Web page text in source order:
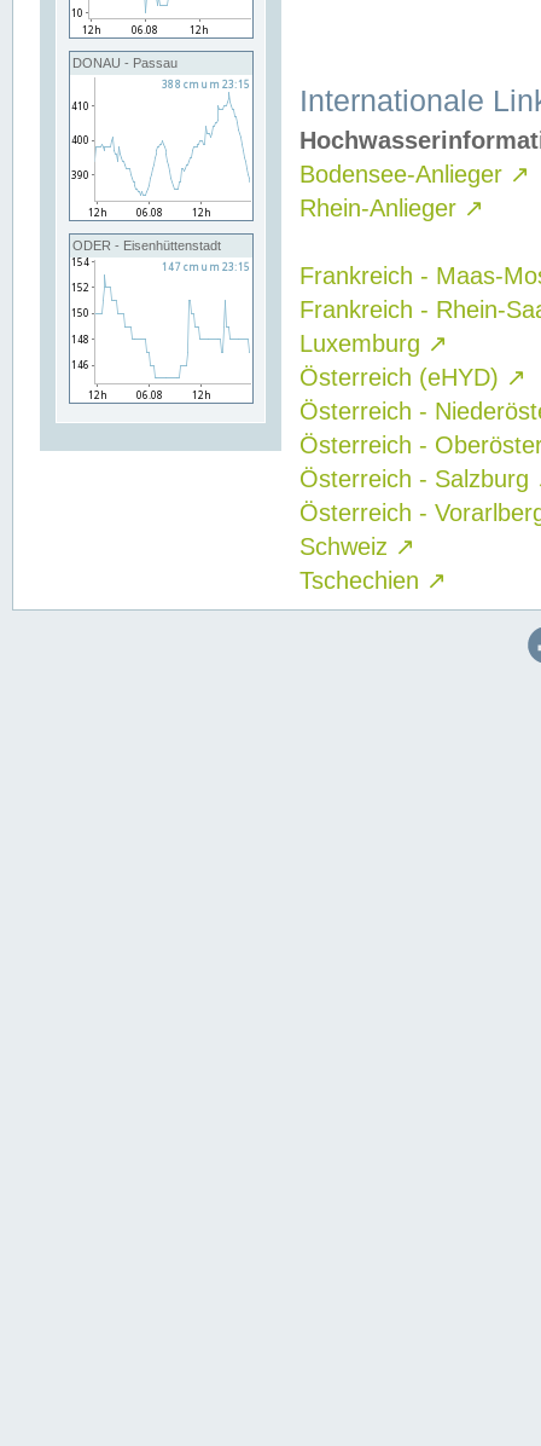
DONAU - Passau
ODER - Eisenhüttenstadt
Internationale
Bodensee-Anlieger ↗
Rhein-Anlieger ↗
Frankreich - Maas-
Frankreich - Rhein-
Luxemburg ↗
Österreich (eHYD) ↗
Österreich -
Österreich -
Österreich - Salzburg
Österreich -
Schweiz ↗
Tschechien ↗